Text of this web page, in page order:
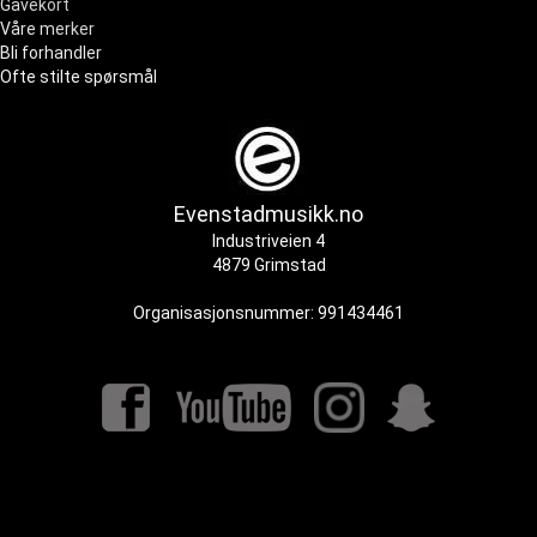
Gavekort
Våre merker
Bli forhandler
Ofte stilte spørsmål
Evenstadmusikk.no
Industriveien 4
4879 Grimstad
Organisasjonsnummer: 991434461